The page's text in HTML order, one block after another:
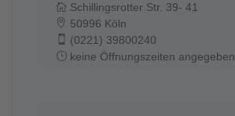
Schillingsrotter Str. 39- 41
50996 Köln
(0221) 39800240
keine Öffnungszeiten angegeben